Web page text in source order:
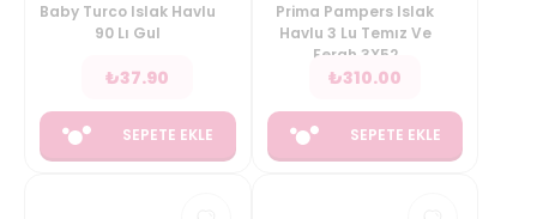
Baby Turco Islak Havlu
90 Lı Gul
₺37.90
SEPETE EKLE
Prima Pampers Islak
Havlu 3 Lu Temız Ve
Ferah 3X52
₺310.00
SEPETE EKLE